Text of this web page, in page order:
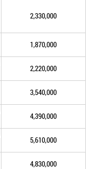
2,330,000
1,870,000
2,220,000
3,540,000
4,390,000
5,610,000
4,830,000